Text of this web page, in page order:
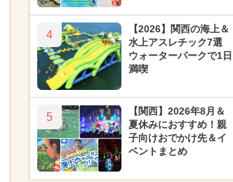
4
【2026】関西の海上＆
水上アスレチック7選
ウォーターパークで1日
満喫
5
【関西】2026年8月＆
夏休みにおすすめ！親
子向けおでかけ先＆イ
ベントまとめ